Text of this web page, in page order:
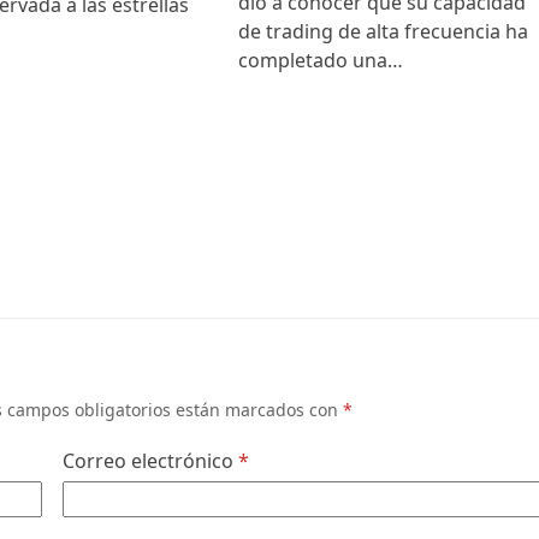
de trading de alta frecuencia ha
completado una…
campos obligatorios están marcados con*
Correo electrónico*